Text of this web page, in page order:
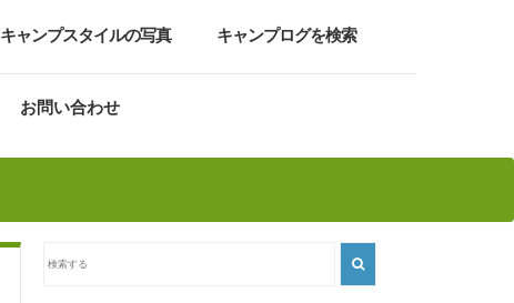
キャンプスタイルの写真 キャンプログを検索
お問い合わせ